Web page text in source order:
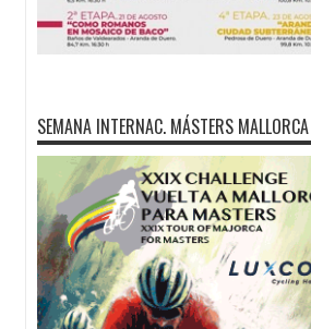
SEMANA INTERNAC. MÁSTERS